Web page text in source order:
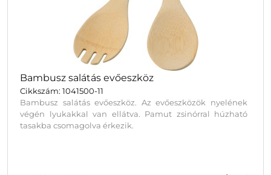
Bambusz salátás evőeszköz
Cikkszám: 1041500-11
Bambusz salátás evőeszköz. Az evőeszközök nyelének
végén lyukakkal van ellátva. Pamut zsinórral húzható
tasakba csomagolva érkezik.